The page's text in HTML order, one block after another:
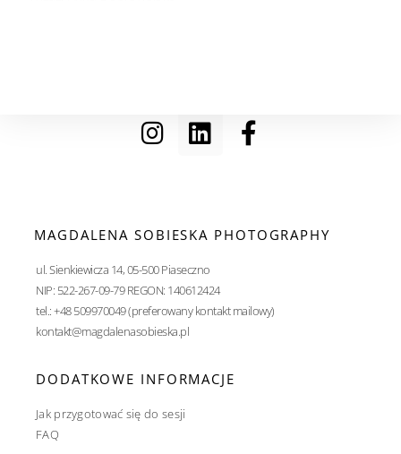
MAGDALENA SOBIESKA PHOTOGRAPHY
ul. Sienkiewicza 14, 05-500 Piaseczno
NIP: 522-267-09-79 REGON: 140612424
tel.: +48 509970049 (preferowany kontakt mailowy)
kontakt@magdalenasobieska.pl
DODATKOWE INFORMACJE
Jak przygotować się do sesji
FAQ